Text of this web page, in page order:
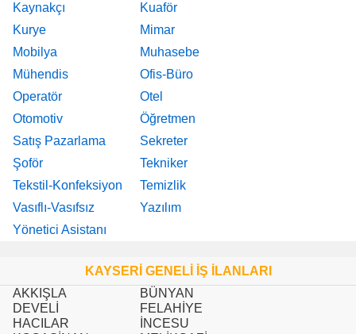
Kaynakçı
Kuaför
Kurye
Mimar
Mobilya
Muhasebe
Mühendis
Ofis-Büro
Operatör
Otel
Otomotiv
Öğretmen
Satış Pazarlama
Sekreter
Şoför
Tekniker
Tekstil-Konfeksiyon
Temizlik
Vasıflı-Vasıfsız
Yazılım
Yönetici Asistanı
KAYSERİ GENELİ İŞ İLANLARI
AKKIŞLA
BÜNYAN
DEVELİ
FELAHİYE
HACILAR
İNCESU